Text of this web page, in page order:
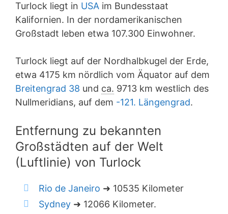
Turlock liegt in USA im Bundesstaat
Kalifornien. In der nordamerikanischen
Großstadt leben etwa 107.300 Einwohner.
Turlock liegt auf der Nordhalbkugel der Erde,
etwa 4175 km nördlich vom Äquator auf dem
Breitengrad 38 und ca. 9713 km westlich des
Nullmeridians, auf dem -121. Längengrad.
Entfernung zu bekannten
Großstädten auf der Welt
(Luftlinie) von Turlock
Rio de Janeiro ➜ 10535 Kilometer
Sydney ➜ 12066 Kilometer.